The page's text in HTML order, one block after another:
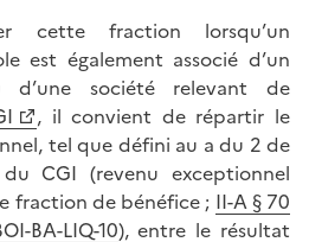
cette fraction lorsqu’un
est également associé d’un
d’une société relevant de
, il convient de répartir le
tel que défini au a du 2 de
CGI (revenu exceptionnel
fraction de bénéfice ; II-A § 70
BA-LIQ-10), entre le résultat